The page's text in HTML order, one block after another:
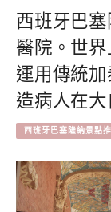
西班牙巴
醫院。世界
運用傳統
造病人在
西班牙巴塞隆納景點